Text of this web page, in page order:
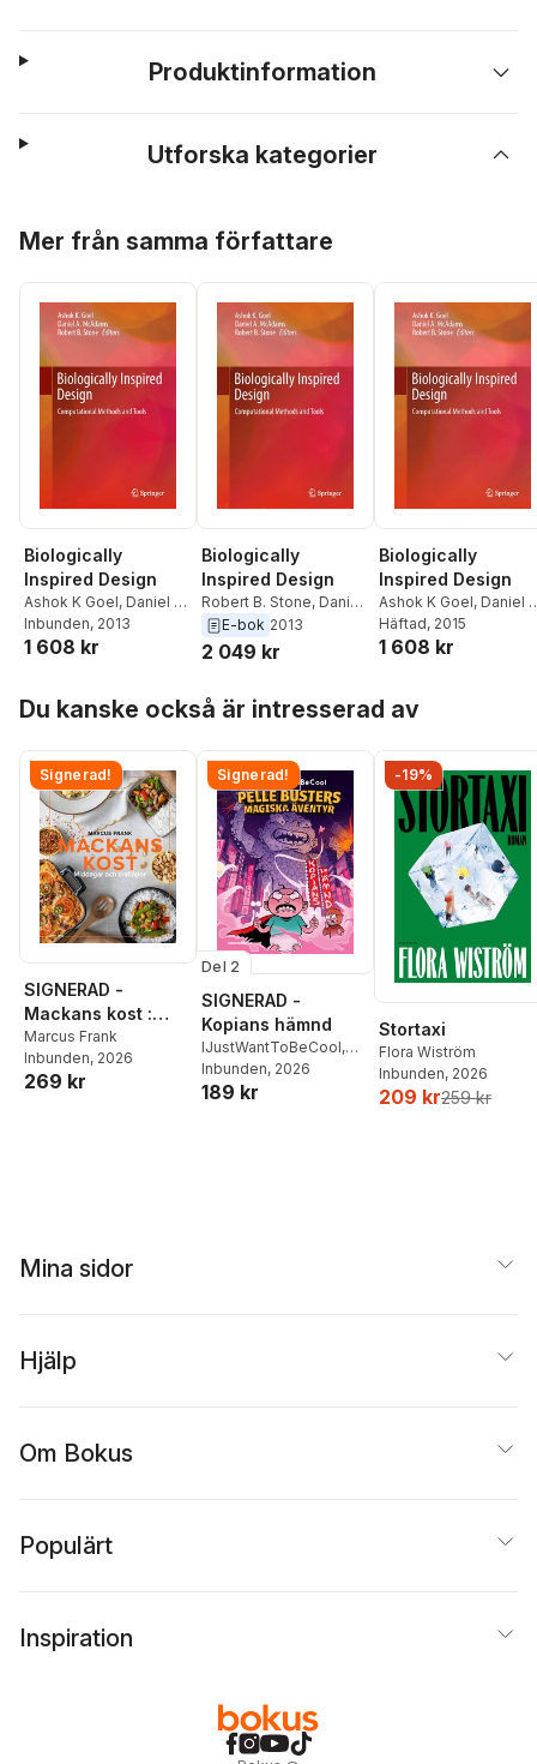
Produktinformation
Utforska kategorier
Mer från samma författare
Biologically
Inspired Design
Ashok K Goel, Daniel A
McAdams ,Robert B.
Stone
Inbunden, 2013
1 608 kr
Biologically
Inspired Design
Robert B. Stone, Daniel
A McAdams,Ashok K
Goel
E-bok 2013
2 049 kr
Biologically
Inspired Design
Ashok K Goel, Daniel A
McAdams,Robert B.
Stone
Häftad, 2015
1 608 kr
Du kanske också är intresserad av
Signerad!
SIGNERAD -
Mackans kost :
Middagar och
matlådor
Marcus Frank
Inbunden, 2026
269 kr
Signerad!
Del 2
SIGNERAD -
Kopians hämnd
IJustWantToBeCool,
Joel Adolphson
Ejdemo Beer
Inbunden, 2026
189 kr
-19%
Stortaxi
Flora Wiström
Inbunden, 2026
209 kr259 kr
Mina sidor
Hjälp
Om Bokus
Populärt
Inspiration